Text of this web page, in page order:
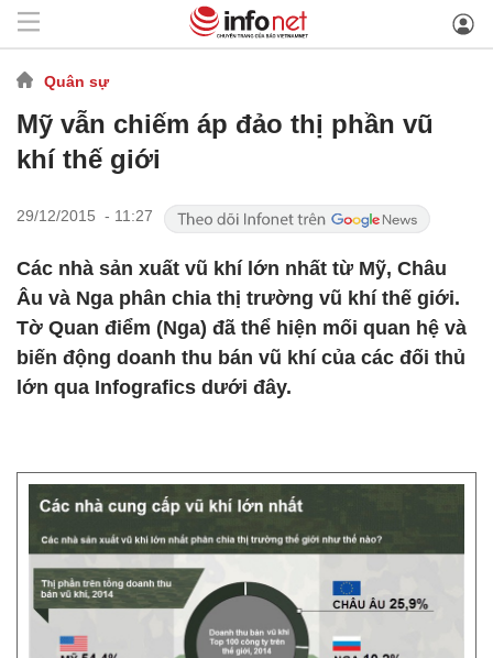
Quân sự
Mỹ vẫn chiếm áp đảo thị phần vũ
khí thế giới
29/12/2015 - 11:27
Các nhà sản xuất vũ khí lớn nhất từ Mỹ, Châu
Âu và Nga phân chia thị trường vũ khí thế giới.
Tờ Quan điểm (Nga) đã thể hiện mối quan hệ và
biến động doanh thu bán vũ khí của các đối thủ
lớn qua Infografics dưới đây.